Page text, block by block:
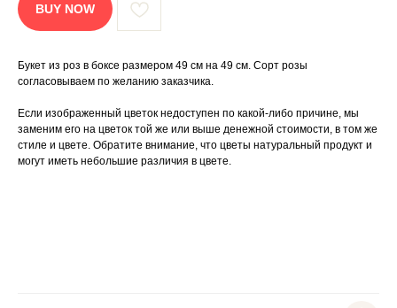
BUY NOW
Букет из роз в боксе размером 49 см на 49 см. Сорт розы
согласовываем по желанию заказчика.
Если изображенный цветок недоступен по какой-либо причине, мы
заменим его на цветок той же или выше денежной стоимости, в том же
стиле и цвете. Обратите внимание, что цветы натуральный продукт и
могут иметь небольшие различия в цвете.